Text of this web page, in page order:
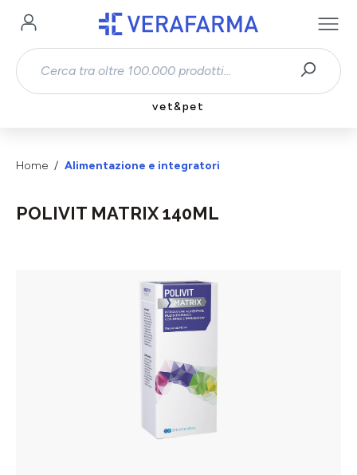
Passa al contenuto principale
vet&pet
Home Alimentazione e integratori
POLIVIT MATRIX 140ML